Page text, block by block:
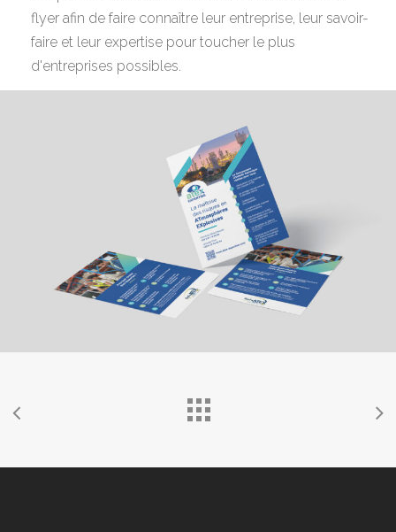
flyer afin de faire connaître leur entreprise, leur savoir-
faire et leur expertise pour toucher le plus
d'entreprises possibles.